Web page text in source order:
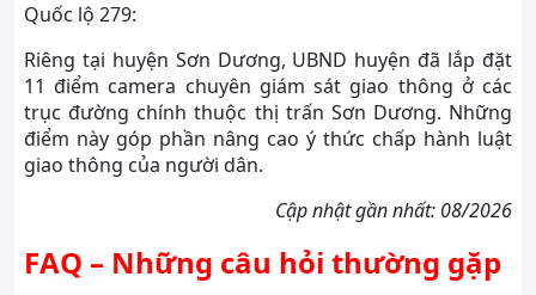
Quốc lộ 279:
Riêng tại huyện Sơn Dương, UBND huyện đã lắp đặt
11 điểm camera chuyên giám sát giao thông ở các
trục đường chính thuộc thị trấn Sơn Dương. Những
điểm này góp phần nâng cao ý thức chấp hành luật
giao thông của người dân.
Cập nhật gần nhất: 08/2026
FAQ – Những câu hỏi thường gặp